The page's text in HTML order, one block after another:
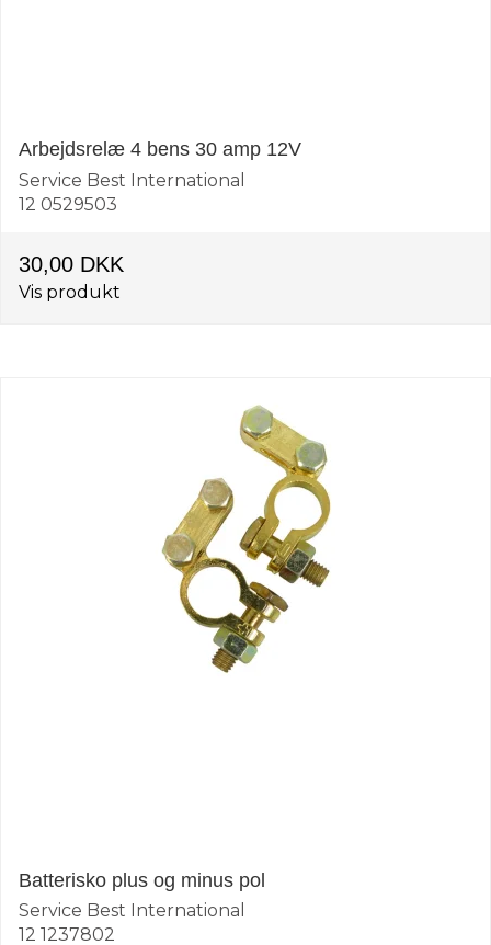
Arbejdsrelæ 4 bens 30 amp 12V
Service Best International
12 0529503
30,00 DKK
Vis produkt
Batterisko plus og minus pol
Service Best International
12 1237802